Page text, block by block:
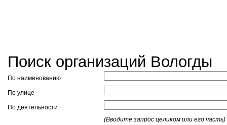
Поиск организаций Вологды
По наименованию
По улице
По деятельности
(Вводите запрос целиком или его часть)